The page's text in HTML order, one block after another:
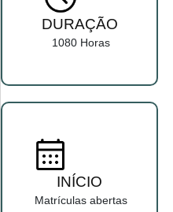
DURAÇÃO
1080 Horas
INÍCIO
Matrículas abertas